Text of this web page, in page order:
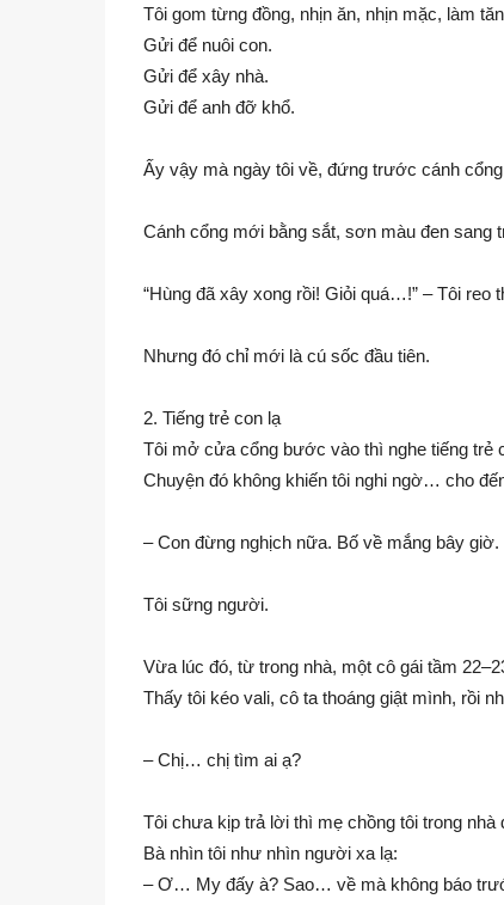
Tôi gom từng đồng, nhịn ăn, nhịn mặc, làm
Gửi để nuôi con.
Gửi để xây nhà.
Gửi để anh đỡ khổ.
Ấy vậy mà ngày tôi về, đứng trước cánh
Cánh cổng mới bằng sắt, sơn màu đen sang
“Hùng đã xây xong rồi! Giỏi quá…!” – Tôi reo
Nhưng đó chỉ mới là cú sốc đầu tiên.
2. Tiếng trẻ con lạ
Tôi mở cửa cổng bước vào thì nghe tiếng trẻ
Chuyện đó không khiến tôi nghi ngờ… cho
– Con đừng nghịch nữa. Bố về mắng bây giờ.
Tôi sững người.
Vừa lúc đó, từ trong nhà, một cô gái tầm
Thấy tôi kéo vali, cô ta thoáng giật mình, rồi
– Chị… chị tìm ai ạ?
Tôi chưa kịp trả lời thì mẹ chồng tôi trong nhà
Bà nhìn tôi như nhìn người xa lạ:
– Ơ… My đấy à? Sao… về mà không báo